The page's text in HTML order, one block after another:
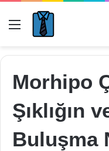
Menü
Morhipo
Şıklığın
Buluşma